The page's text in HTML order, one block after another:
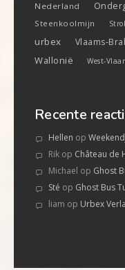
Nederland
Steenkoolmijn
urbex Vlaams-
Wallonië West-
Recente
Hellen op
Rik op Château de
Michael op Ghost
Sté op Ghost Bus
liam op Urbex